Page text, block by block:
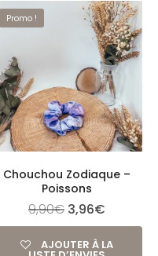
Promo !
Chouchou Zodiaque –
Poissons
9,90€ 3,96€
AJOUTER À LA